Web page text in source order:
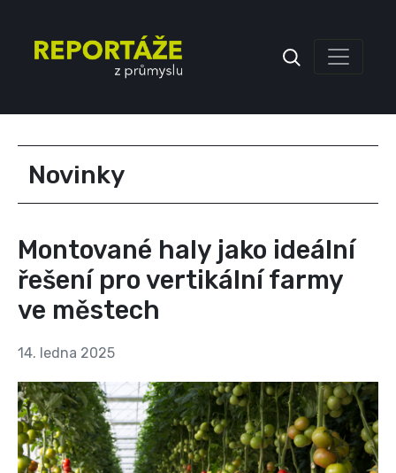
Novinky
Montované haly jako ideální
řešení pro vertikální farmy
ve městech
14. ledna 2025